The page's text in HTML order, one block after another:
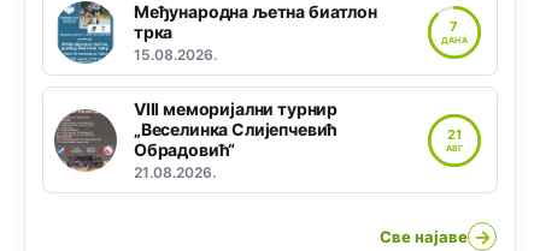
Међународна љетна биатлон
трка
15.08.2026.
7
ДАНА
VIII меморијални турнир
„Веселинка Слијепчевић
Обрадовић“
21.08.2026.
21
АВГ
Све најаве →